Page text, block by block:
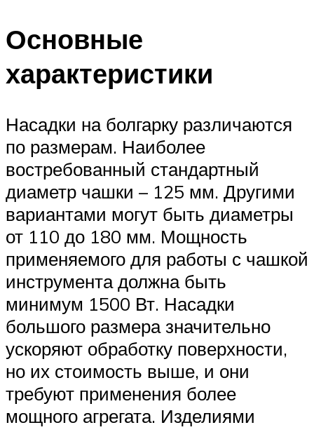
Основные
характеристики
Насадки на болгарку различаются
по размерам. Наиболее
востребованный стандартный
диаметр чашки – 125 мм. Другими
вариантами могут быть диаметры
от 110 до 180 мм. Мощность
применяемого для работы с чашкой
инструмента должна быть
минимум 1500 Вт. Насадки
большого размера значительно
ускоряют обработку поверхности,
но их стоимость выше, и они
требуют применения более
мощного агрегата. Изделиями